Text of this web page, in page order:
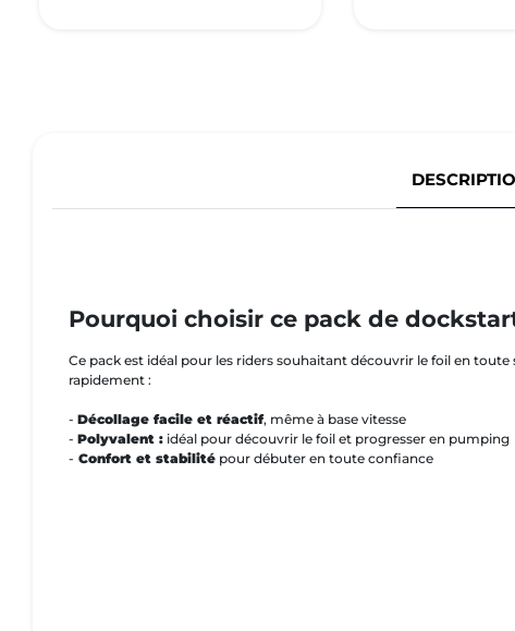
Pourquoi choisir ce pack de
Ce pack est idéal pour les riders souhaitant découvrir le foil en
rapidement :
- Décollage facile et réactif, même à base vitesse
- Polyvalent :idéal pour découvrir le foil et progresser en pumping
- Confort et stabilitépour débuter en toute confiance